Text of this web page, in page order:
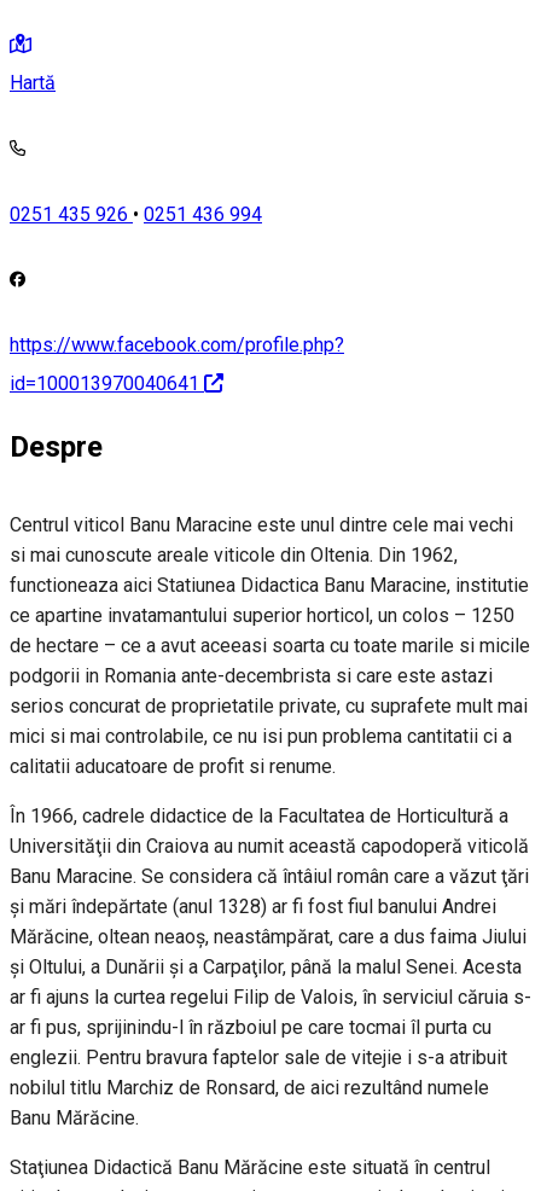
Hartă
0251 435 926 • 0251 436 994
https://www.facebook.com/profile.php?
id=100013970040641
Despre
Centrul viticol Banu Maracine este unul dintre cele mai vechi
si mai cunoscute areale viticole din Oltenia. Din 1962,
functioneaza aici Statiunea Didactica Banu Maracine, institutie
ce apartine invatamantului superior horticol, un colos – 1250
de hectare – ce a avut aceeasi soarta cu toate marile si micile
podgorii in Romania ante-decembrista si care este astazi
serios concurat de proprietatile private, cu suprafete mult mai
mici si mai controlabile, ce nu isi pun problema cantitatii ci a
calitatii aducatoare de profit si renume.
În 1966, cadrele didactice de la Facultatea de Horticultură a
Universităţii din Craiova au numit această capodoperă viticolă
Banu Maracine. Se considera că întâiul român care a văzut ţări
şi mări îndepărtate (anul 1328) ar fi fost fiul banului Andrei
Mărăcine, oltean neaoş, neastâmpărat, care a dus faima Jiului
şi Oltului, a Dunării şi a Carpaţilor, până la malul Senei. Acesta
ar fi ajuns la curtea regelui Filip de Valois, în serviciul căruia s-
ar fi pus, sprijinindu-l în războiul pe care tocmai îl purta cu
englezii. Pentru bravura faptelor sale de vitejie i s-a atribuit
nobilul titlu Marchiz de Ronsard, de aici rezultând numele
Banu Mărăcine.
Staţiunea Didactică Banu Mărăcine este situată în centrul